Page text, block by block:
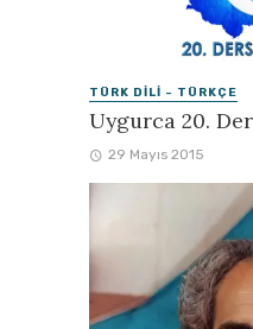
TÜRK DILI - TÜRKÇE
Uygurca 20.
29 Mayıs 2015